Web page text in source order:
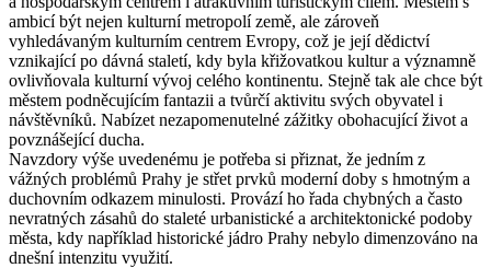
ambicí být nejen kulturní metropolí země, ale zároveň
vyhledávaným kulturním centrem Evropy, což je její dědictví
vznikající po dávná staletí, kdy byla křižovatkou kultur a významně
ovlivňovala kulturní vývoj celého kontinentu. Stejně tak ale chce být
městem podněcujícím fantazii a tvůrčí aktivitu svých obyvatel i
návštěvníků. Nabízet nezapomenutelné zážitky obohacující život a
povznášející ducha.
Navzdory výše uvedenému je potřeba si přiznat, že jedním z
vážných problémů Prahy je střet prvků moderní doby s hmotným a
duchovním odkazem minulosti. Provází ho řada chybných a často
nevratných zásahů do staleté urbanistické a architektonické podoby
města, kdy například historické jádro Prahy nebylo dimenzováno na
dnešní intenzitu využití.